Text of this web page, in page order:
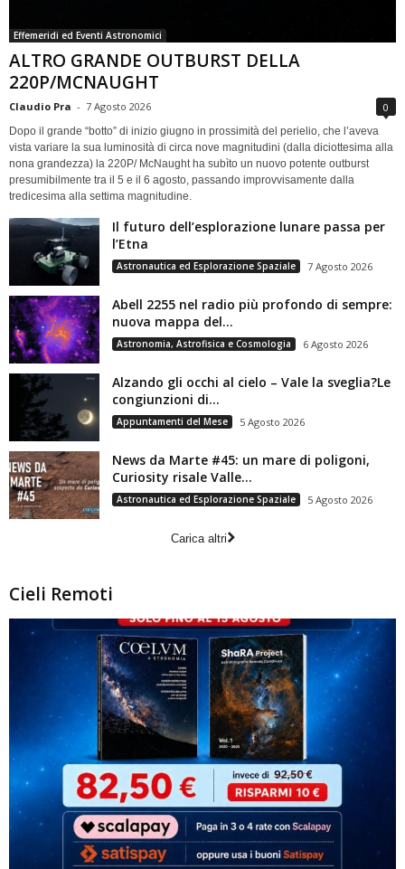
Effemeridi ed Eventi Astronomici
ALTRO GRANDE OUTBURST DELLA
220P/MCNAUGHT
Claudio Pra - 7 Agosto 2026 0
Dopo il grande “botto” di inizio giugno in prossimità del perielio, che l’aveva
vista variare la sua luminosità di circa nove magnitudini (dalla diciottesima alla
nona grandezza) la 220P/ McNaught ha subìto un nuovo potente outburst
presumibilmente tra il 5 e il 6 agosto, passando improvvisamente dalla
tredicesima alla settima magnitudine.
Il futuro dell’esplorazione lunare passa per
l’Etna
Astronautica ed Esplorazione Spaziale 7 Agosto 2026
Abell 2255 nel radio più profondo di sempre:
nuova mappa del...
Astronomia, Astrofisica e Cosmologia 6 Agosto 2026
Alzando gli occhi al cielo – Vale la sveglia?Le
congiunzioni di...
Appuntamenti del Mese 5 Agosto 2026
News da Marte #45: un mare di poligoni,
Curiosity risale Valle...
Astronautica ed Esplorazione Spaziale 5 Agosto 2026
Carica altri
Cieli Remoti